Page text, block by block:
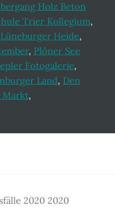
Holz Beton
Trier Kollegium,
Heide,
, Plöner See
Fotogalerie,
Land, Den
Markt,
2020 2020